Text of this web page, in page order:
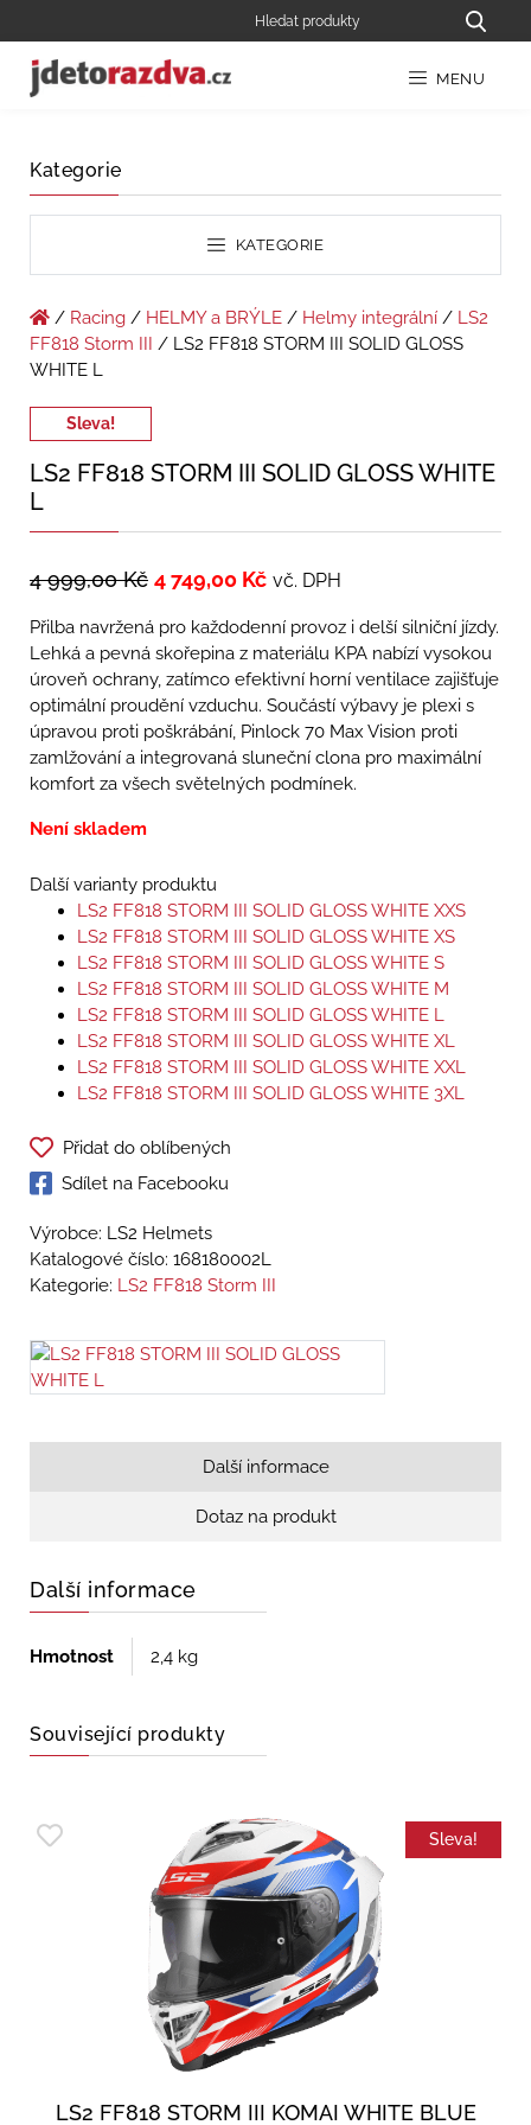
MENU
Kategorie
KATEGORIE
/ Racing / HELMY a BRÝLE / Helmy integrální / LS2
FF818 Storm III
/ LS2 FF818 STORM III SOLID GLOSS
WHITE L
Sleva!
LS2 FF818 STORM III SOLID GLOSS WHITE
L
4 999,00Kč 4 749,00 Kč vč. DPH
Přilba navržená pro každodenní provoz i delší silniční jízdy.
Lehká a pevná skořepina z materiálu KPA nabízí vysokou
úroveň ochrany, zatímco efektivní horní ventilace zajišťuje
optimální proudění vzduchu. Součástí výbavy je plexi s
úpravou proti poškrábání, Pinlock 70 Max Vision proti
zamlžování a integrovaná sluneční clona pro maximální
komfort za všech světelných podmínek.
Není skladem
Další varianty produktu
LS2 FF818 STORM III SOLID GLOSS WHITE XXS
LS2 FF818 STORM III SOLID GLOSS WHITE XS
LS2 FF818 STORM III SOLID GLOSS WHITE S
LS2 FF818 STORM III SOLID GLOSS WHITE M
LS2 FF818 STORM III SOLID GLOSS WHITE L
LS2 FF818 STORM III SOLID GLOSS WHITE XL
LS2 FF818 STORM III SOLID GLOSS WHITE XXL
LS2 FF818 STORM III SOLID GLOSS WHITE 3XL
Přidat do oblíbených
Sdílet na Facebooku
Výrobce: LS2 Helmets
Katalogové číslo: 168180002L
Kategorie: LS2 FF818 Storm III
Další informace
Dotaz na produkt
Další informace
Hmotnost 2,4 kg
Související produkty
Sleva!
LS2 FF818 STORM III KOMAI WHITE BLUE